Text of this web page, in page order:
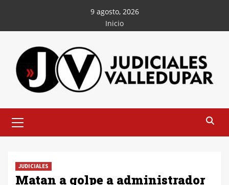
contenido
9 agosto, 2026
Inicio
principal
JUDICIALES
Matan a golpe a administrador